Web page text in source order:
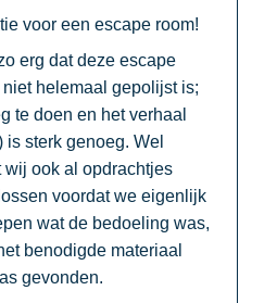
voor een escape room!
erg dat deze escape
niet helemaal gepolijst is;
te doen en het verhaal
is sterk genoeg. Wel
wij ook al opdrachtjes
voordat we eigenlijk
wat de bedoeling was,
benodigde materiaal
gevonden.